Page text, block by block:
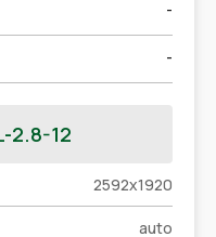
-
-
2.8-12
2592x1920
auto